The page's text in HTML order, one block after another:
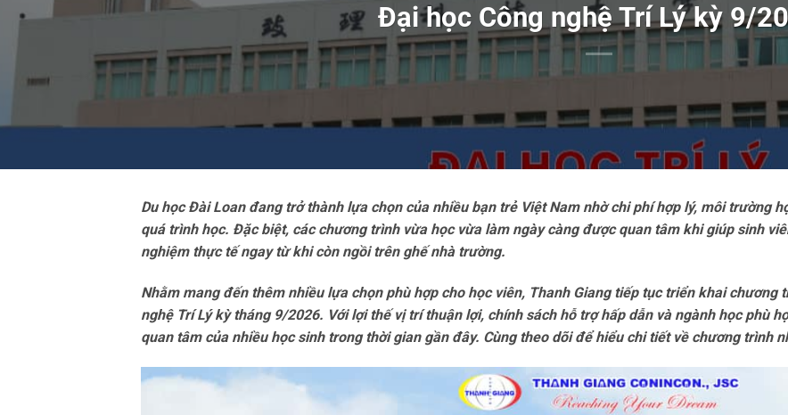
Đại học Công nghệ Trí Lý kỳ 9/
Du học Đài Loan đang trở thành lựa chọn của nhiều bạn trẻ Việt Nam nhờ chi phí hợp lý, môi trường
quá trình học. Đặc biệt, các chương trình vừa học vừa làm ngày càng được quan tâm khi giúp sinh
nghiệm thực tế ngay từ khi còn ngồi trên ghế nhà trường.
Nhằm mang đến thêm nhiều lựa chọn phù hợp cho học viên, Thanh Giang tiếp tục triển khai chương
nghệ Trí Lý kỳ tháng 9/2026. Với lợi thế vị trí thuận lợi, chính sách hỗ trợ hấp dẫn và ngành học phù
quan tâm của nhiều học sinh trong thời gian gần đây. Cùng theo dõi để hiểu chi tiết về chương trình